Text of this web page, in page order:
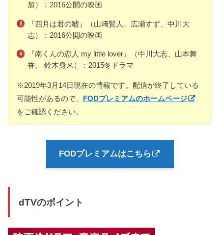
加）：2016公開の映画
『四月は君の嘘』（山﨑賢人、広瀬すず、中川大
志）：2016公開の映画
『南くんの恋人 my little lover』（中川大志、山本舞
香、 鈴木身来）：2015冬ドラマ
※2019年3月14日現在の情報です。配信が終了している
可能性があるので、 FODプレミアムのホームページ
をご確認ください。
FODプレミアムはこちら
dTVのポイント